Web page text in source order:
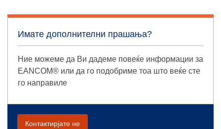
Имате дополнителни прашања?
Ние можеме да Ви дадеме повеќе информации за
EANCOM® или да го подобриме тоа што веќе сте
го направиле
Контактирјате не